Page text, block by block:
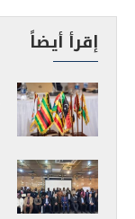
إقرأ أيضاً